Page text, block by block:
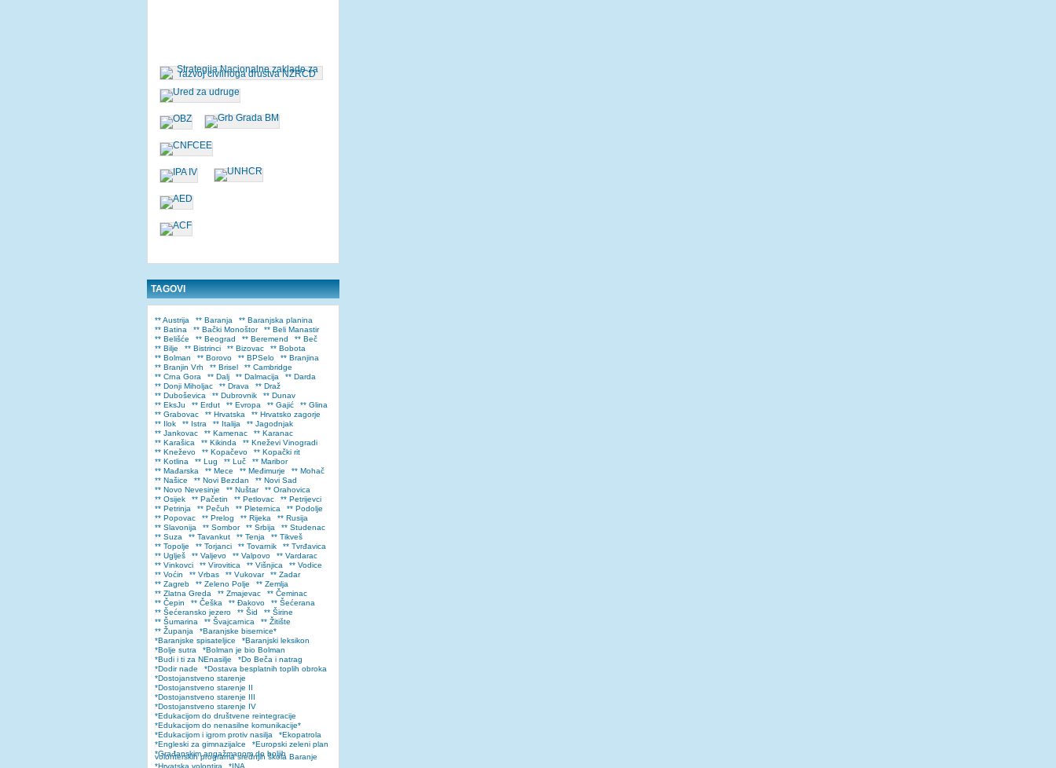
TAGOVI
** Austrija ** Baranja
** Baranjska planina
** Batina
** Bački Monoštor
** Beli Manastir
** Belišće
** Beograd ** Beremend
** Beč
** Bilje
** Bistrinci ** Bizovac
** Bobota
** Bolman
** Borovo ** BPSelo
** Branjina
** Branjin Vrh
** Brisel
** Cambridge
** Crna Gora
** Dalj ** Dalmacija
** Darda
** Donji Miholjac
** Drava
** Draž
** Duboševica
** Dubrovnik
** Dunav
** EksJu
** Erdut ** Evropa ** Gajić
** Glina
** Grabovac
** Hrvatska
** Hrvatsko zagorje
** Ilok
** Istra ** Italija
** Jagodnjak
** Jankovac
** Kamenac
** Karanac
** Karašica
** Kikinda
** Kneževi Vinogradi
** Kneževo
** Kopačevo
** Kopački rit
** Kotlina
** Lug ** Luč
** Maribor
** Mađarska
** Mece ** Međimurje
** Mohač
** Našice
** Novi Bezdan
** Novi Sad
** Novo Nevesinje
** Nuštar
** Orahovica
** Osijek
** Pačetin ** Petlovac
** Petrijevci
** Petrinja
** Pečuh ** Pleternica
** Podolje
** Popovac
** Prelog ** Rijeka
** Rusija
** Slavonija
** Sombor ** Srbija
** Studenac
** Suza
** Tavankut ** Tenja
** Tikveš
** Topolje
** Torjanci ** Tovarnik
** Tvrđavica
** Uglješ
** Valjevo ** Valpovo
** Vardarac
** Vinkovci
** Virovitica ** Višnjica
** Vodice
** Voćin
** Vrbas ** Vukovar
** Zadar
** Zagreb
** Zeleno Polje
** Zemlja
** Zlatna Greda
** Zmajevac
** Čeminac
** Čepin
** Češka ** Đakovo
** Šećerana
** Šećeransko jezero
** Šid
** Širine
** Šumarina
** Švajcarnica
** Žitište
** Županja
*Baranjske bisernice*
*Baranjske spisateljice
*Baranjski leksikon
*Bolje sutra
*Bolman je bio Bolman
*Budi i ti za NEnasilje
*Do Beča i natrag
*Dodir nade
*Dostava besplatnih toplih obroka
*Dostojanstveno starenje
*Dostojanstveno starenje II
*Dostojanstveno starenje III
*Dostojanstveno starenje IV
*Edukacijom do društvene reintegracije
*Edukacijom do nenasilne komunikacije*
*Edukacijom i igrom protiv nasilja
*Ekopatrola
*Engleski za gimnazijalce
*Europski zeleni plan
*Građanskim angažmanom do boljih
volonterskih programa srednjih škola Baranje
*Hrvatska volontira
*INA